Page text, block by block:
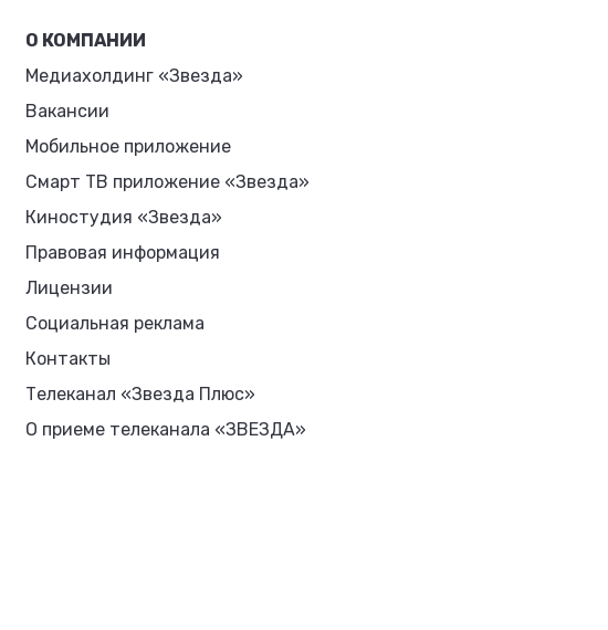
О КОМПАНИИ
Медиахолдинг «Звезда»
Вакансии
Мобильное приложение
Смарт ТВ приложение «Звезда»
Киностудия «Звезда»
Правовая информация
Лицензии
Социальная реклама
Контакты
Телеканал «Звезда Плюс»
О приеме телеканала «ЗВЕЗДА»